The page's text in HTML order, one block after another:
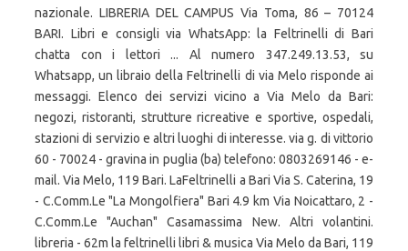
nazionale. LIBRERIA DEL CAMPUS Via Toma, 86 – 70124
BARI. Libri e consigli via WhatsApp: la Feltrinelli di Bari
chatta con i lettori ... Al numero 347.249.13.53, su
Whatsapp, un libraio della Feltrinelli di via Melo risponde ai
messaggi. Elenco dei servizi vicino a Via Melo da Bari:
negozi, ristoranti, strutture ricreative e sportive, ospedali,
stazioni di servizio e altri luoghi di interesse. via g. di vittorio
60 - 70024 - gravina in puglia (ba) telefono: 0803269146 - e-
mail. Via Melo, 119 Bari. LaFeltrinelli a Bari Via S. Caterina, 19
- C.Comm.Le "La Mongolfiera" Bari 4.9 km Via Noicattaro, 2 -
C.Comm.Le "Auchan" Casamassima New. Altri volantini.
libreria - 62m la feltrinelli libri & musica Via Melo da Bari, 119